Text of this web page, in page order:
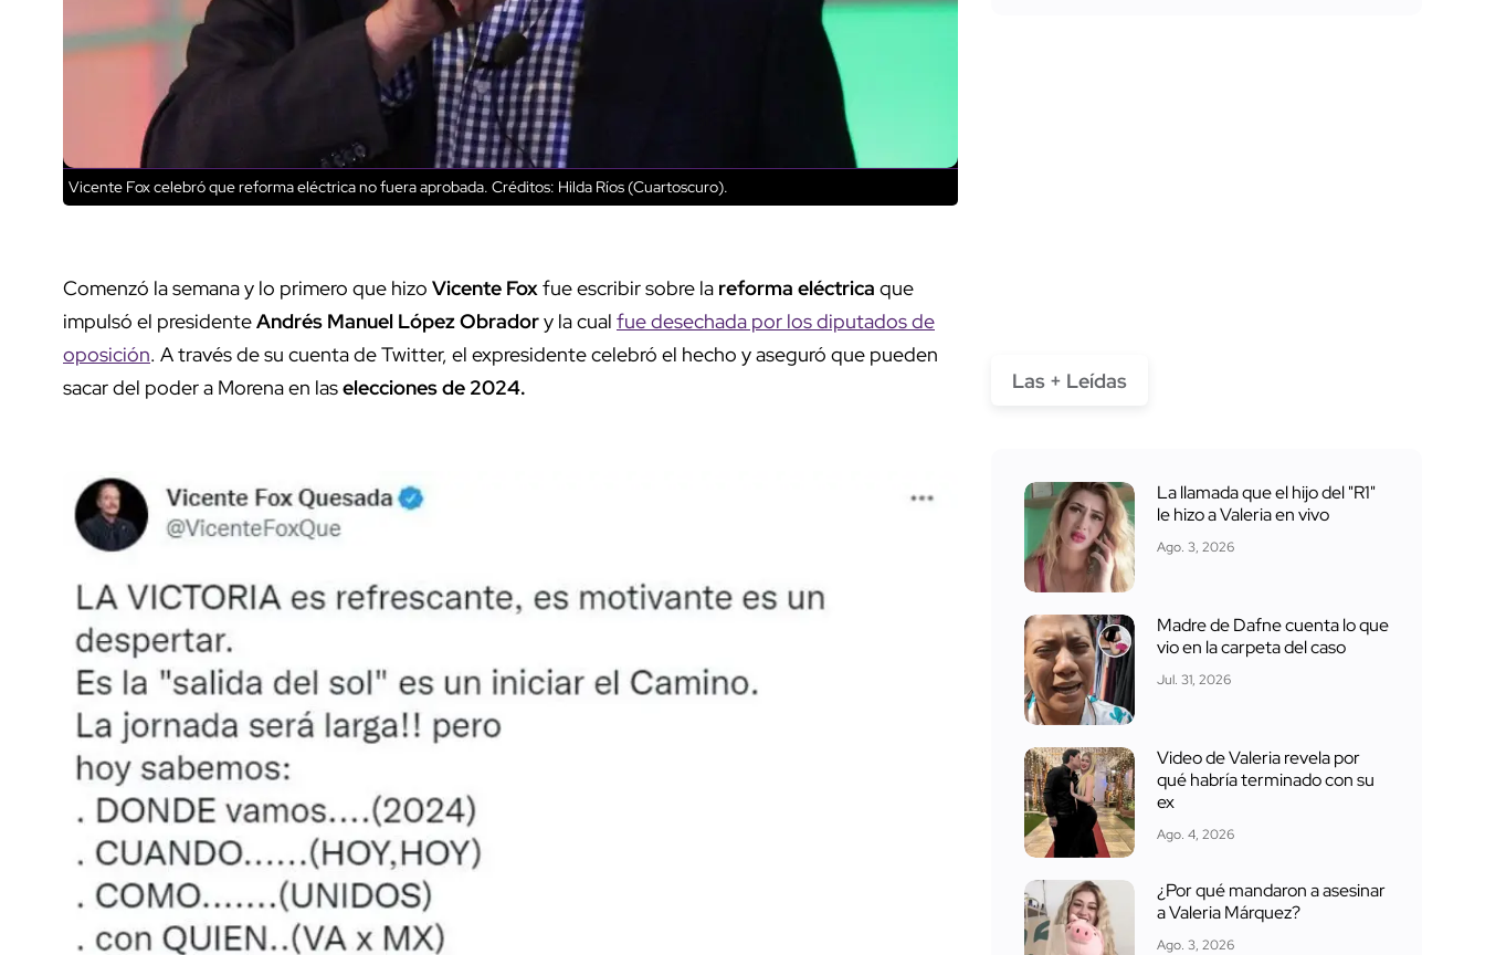
Vicente Fox celebró que reforma eléctrica no fuera aprobada. Créditos: Hilda Ríos (Cuartoscuro).
Comenzó la semana y lo primero que hizo Vicente Foxfue escribir sobre la reforma eléctrica que
impulsó el presidenteAndrés Manuel López Obradory la cual fue desechada por los diputados de
oposición. A través de su cuenta de Twitter, el expresidente celebró el hecho y aseguró que pueden
sacar del poder a Morena en laselecciones de 2024. Las + Leídas
La llamada que el hijo del "R1"
le hizo a Valeria en vivo
Ago. 3, 2026
Madre de Dafne cuenta lo que
vio en la carpeta del caso
Jul. 31, 2026
Video de Valeria revela por
qué habría terminado con su
ex
Ago. 4, 2026
¿Por qué mandaron a asesinar
a Valeria Márquez?
Ago. 3, 2026